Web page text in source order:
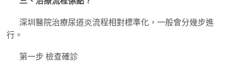
深圳醫院治療尿道炎流程相對標準化，一般會分幾步進
行。
第一步 檢查確診